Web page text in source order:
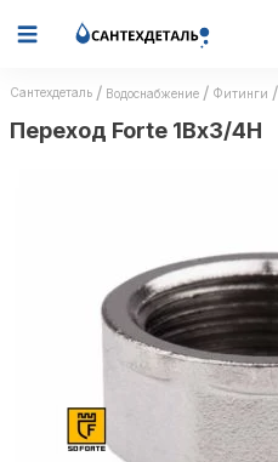
Сантехдеталь Водоснабжение Фитинги
Переход Forte 1Вх3/4Н